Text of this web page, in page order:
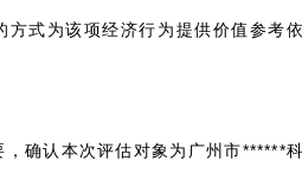
式为该项经济行为提供价值参考
确认本次评估对象为广州市******